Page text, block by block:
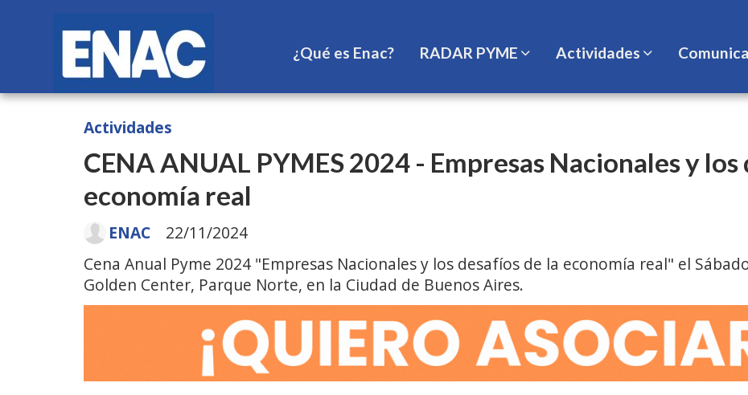
¿Qué es Enac? RADAR PYME Actividades
CENA ANUAL PYMES 2024 - Empresas Nacionales y los
economía real
Cena Anual Pyme 2024 "Empresas Nacionales y los desafíos de la economía real" el
Golden Center, Parque Norte, en la Ciudad de Buenos Aires.
Actividades
22/11/2024
ENAC